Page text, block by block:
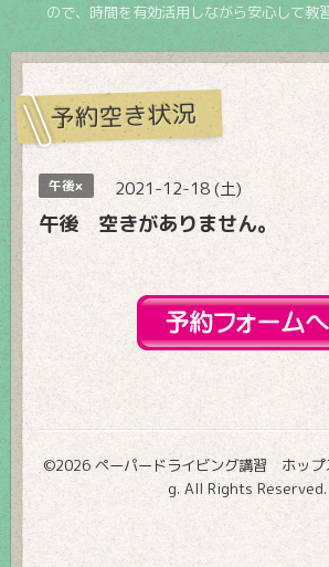
ので、時間を有効活用しながら安心して教
予約空き状況
午後× 2021-12-18 (土)
午後 空きがありません。
©2026 ペーパードライビング講習 ホップ
g. All Rights Reserved.